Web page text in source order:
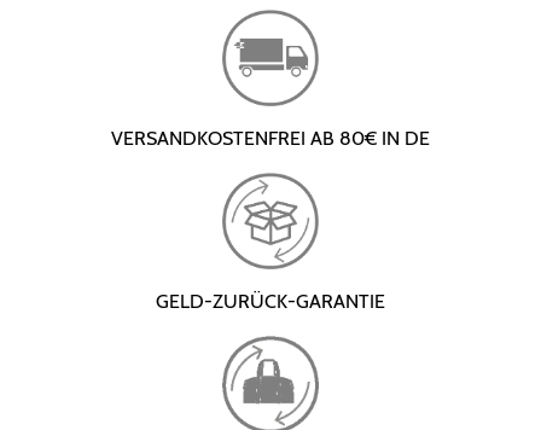
VERSANDKOSTENFREI AB 80€ IN DE
GELD-ZURÜCK-GARANTIE